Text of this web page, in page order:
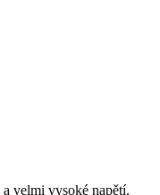
velmi vysoké napětí.